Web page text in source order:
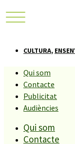
Qui som
Contacte
Publicitat
Audiències
Qui som
Contacte
CULTURA,
La
Palafolls
Compartiu aquesta